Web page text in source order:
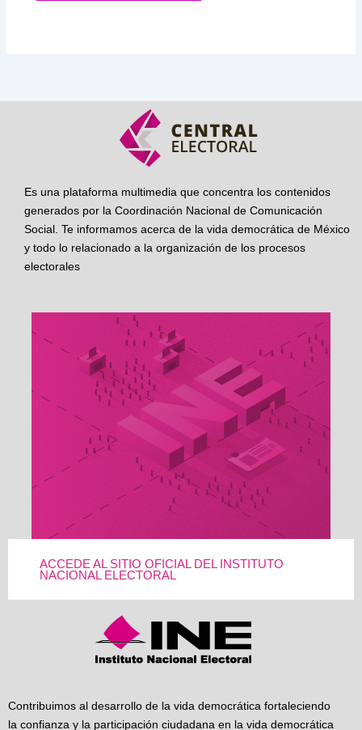
Es una plataforma multimedia que concentra los contenidos
generados por la Coordinación Nacional de Comunicación
Social. Te informamos acerca de la vida democrática de México
y todo lo relacionado a la organización de los procesos
electorales
ACCEDE AL SITIO OFICIAL DEL INSTITUTO
NACIONAL ELECTORAL
Contribuimos al desarrollo de la vida democrática fortaleciendo
la confianza y la participación ciudadana en la vida democrática